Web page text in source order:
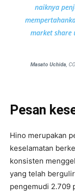
naiknya
market share
Masato Uchida,
Pesan
Hino merupakan
keselamatan
konsisten
yang telah
pengemudi 2.709